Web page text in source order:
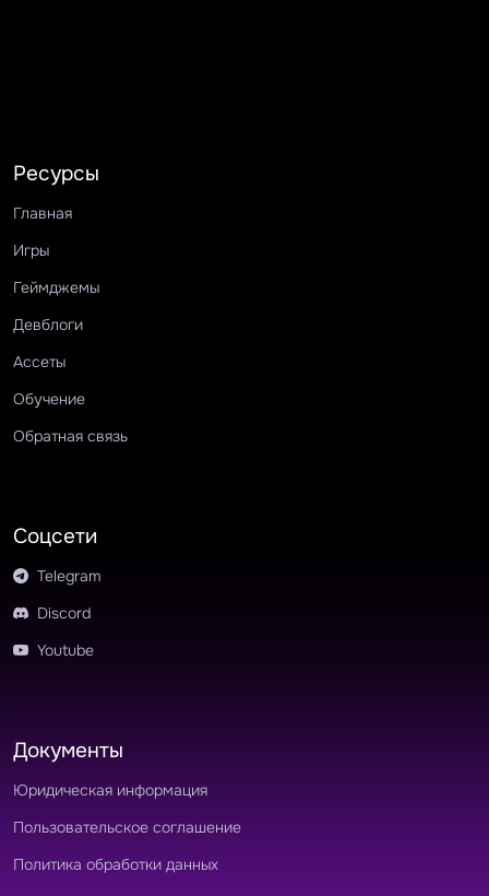
Ресурсы
Главная
Игры
Геймджемы
Девблоги
Ассеты
Обучение
Обратная связь
Соцсети
Telegram
Discord
Youtube
Документы
Юридическая информация
Пользовательское соглашение
Политика обработки данных